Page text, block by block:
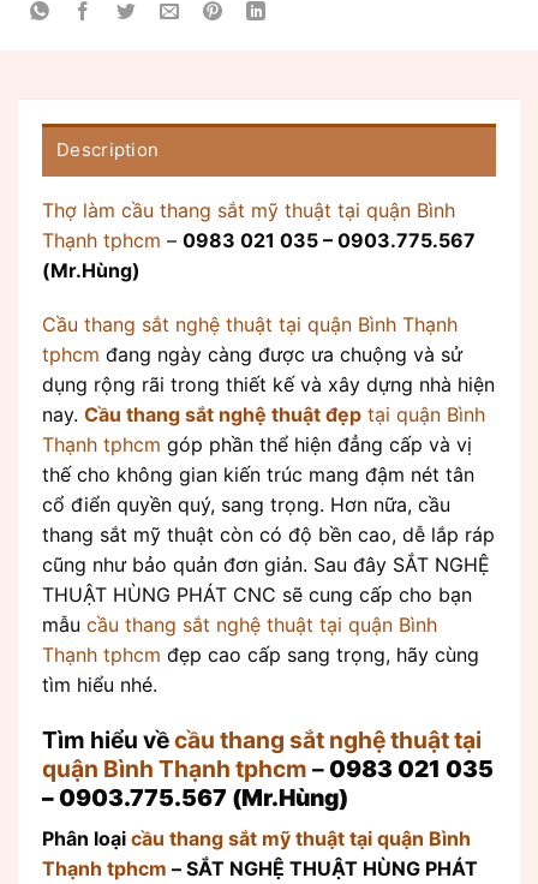
Description
Thợ làm cầu thang sắt mỹ thuật tại quận Bình
Thạnh tphcm – 0983 021 035 – 0903.775.567
(Mr.Hùng)
Cầu thang sắt nghệ thuật tại quận Bình Thạnh
tphcm đang ngày càng được ưa chuộng và sử
dụng rộng rãi trong thiết kế và xây dựng nhà hiện
nay. Cầu thang sắt nghệ thuật đẹp tại quận Bình
Thạnh tphcm góp phần thể hiện đẳng cấp và vị
thế cho không gian kiến trúc mang đậm nét tân
cổ điển quyền quý, sang trọng. Hơn nữa, cầu
thang sắt mỹ thuật còn có độ bền cao, dễ lắp ráp
cũng như bảo quản đơn giản. Sau đây SẮT NGHỆ
THUẬT HÙNG PHÁT CNC sẽ cung cấp cho bạn
mẫu cầu thang sắt nghệ thuật tại quận Bình
Thạnh tphcm đẹp cao cấp sang trọng, hãy cùng
tìm hiểu nhé.
Tìm hiểu vềcầu thang sắt nghệ thuật tại
quận Bình Thạnh tphcm –0983 021 035
– 0903.775.567 (Mr.Hùng)
Phân loại cầu thang sắt mỹ thuật tại quận Bình
Thạnh tphcm – SẮT NGHỆ THUẬT HÙNG PHÁT